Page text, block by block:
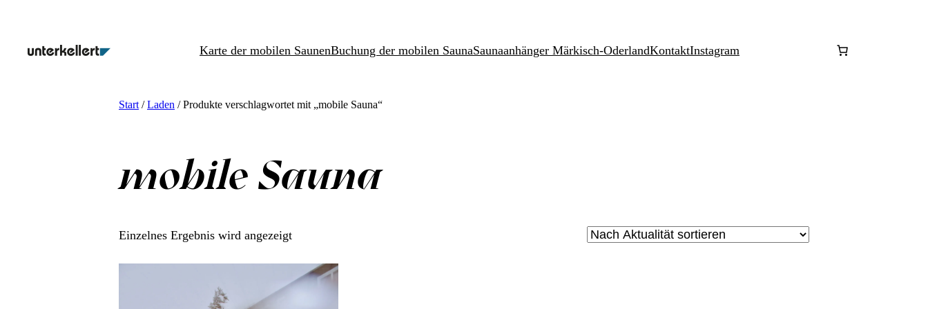
springen
Karte der mobilen SaunenBuchung der mobilen SaunaSaunaanhänger Märkisch-OderlandKontaktInstagram
Start /Laden / Produkte verschlagwortet mit „mobile Sauna“
mobile Sauna
Einzelnes Ergebnis wird angezeigt